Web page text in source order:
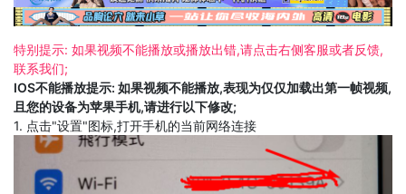
特别提示: 如果视频不能播放或播放出错,请点击右侧客服或者反馈,
联系我们;
IOS不能播放提示: 如果视频不能播放,表现为仅仅加载出第一帧视频,
且您的设备为苹果手机,请进行以下修改;
1. 点击"设置"图标,打开手机的当前网络连接